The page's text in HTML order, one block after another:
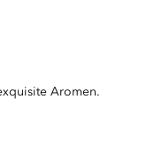
Aromen.